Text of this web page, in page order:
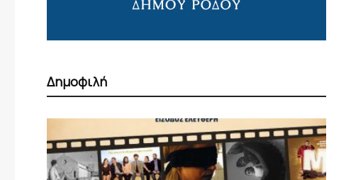
Δημοφιλή